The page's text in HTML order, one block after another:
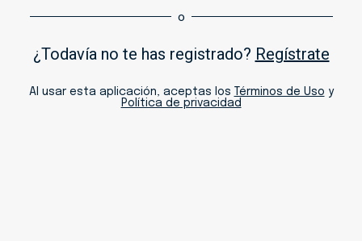
o
¿Todavía no te has registrado? Regístrate
Al usar esta aplicación, aceptas los Términos de Uso y
Política de privacidad